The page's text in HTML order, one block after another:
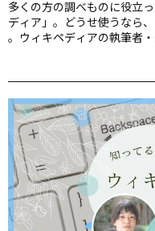
多くの方の調べものに役立
ディア」。どうせ使うなら
――。ウィキペディアの執筆